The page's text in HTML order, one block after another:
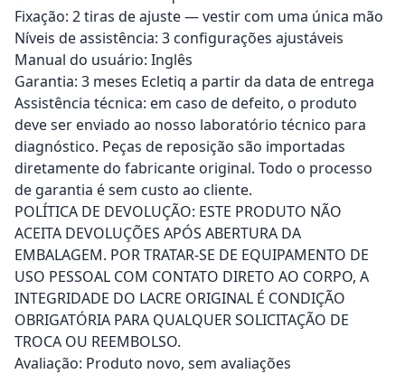
Fixação: 2 tiras de ajuste — vestir com uma única mão
Níveis de assistência: 3 configurações ajustáveis
Manual do usuário: Inglês
Garantia: 3 meses Ecletiq a partir da data de entrega
Assistência técnica: em caso de defeito, o produto
deve ser enviado ao nosso laboratório técnico para
diagnóstico. Peças de reposição são importadas
diretamente do fabricante original. Todo o processo
de garantia é sem custo ao cliente.
POLÍTICA DE DEVOLUÇÃO: ESTE PRODUTO NÃO
ACEITA DEVOLUÇÕES APÓS ABERTURA DA
EMBALAGEM. POR TRATAR-SE DE EQUIPAMENTO DE
USO PESSOAL COM CONTATO DIRETO AO CORPO, A
INTEGRIDADE DO LACRE ORIGINAL É CONDIÇÃO
OBRIGATÓRIA PARA QUALQUER SOLICITAÇÃO DE
TROCA OU REEMBOLSO.
Avaliação: Produto novo, sem avaliações